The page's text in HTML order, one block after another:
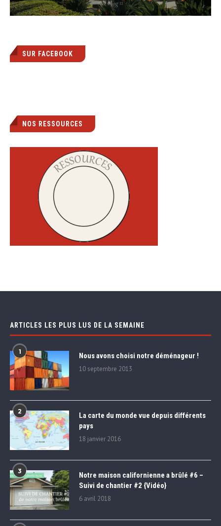
SUR FACEBOOK
NOS RESSOURCES
ARTICLES LES PLUS LUS DE LA SEMAINE
1 Nous avons choisi notre déménageur !
10 septembre 2013
2
La carte du monde vue depuis différents
pays
18 janvier 2016
3
Notre maison californienne a brûlé #6 –
Suivi de chantier #2 {Vidéo}
6 avril 2018